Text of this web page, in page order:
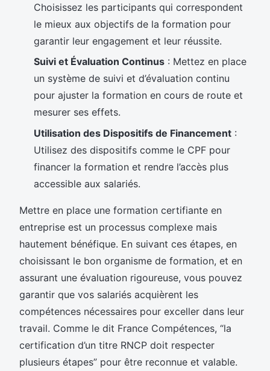
Choisissez les participants qui correspondent
le mieux aux objectifs de la formation pour
garantir leur engagement et leur réussite.
Suivi et Évaluation Continus : Mettez en place
un système de suivi et d’évaluation continu
pour ajuster la formation en cours de route et
mesurer ses effets.
Utilisation des Dispositifs de Financement :
Utilisez des dispositifs comme le CPF pour
financer la formation et rendre l’accès plus
accessible aux salariés.
Mettre en place une formation certifiante en
entreprise est un processus complexe mais
hautement bénéfique. En suivant ces étapes, en
choisissant le bon organisme de formation, et en
assurant une évaluation rigoureuse, vous pouvez
garantir que vos salariés acquièrent les
compétences nécessaires pour exceller dans leur
travail. Comme le dit France Compétences, “la
certification d’un titre RNCP doit respecter
plusieurs étapes” pour être reconnue et valable.